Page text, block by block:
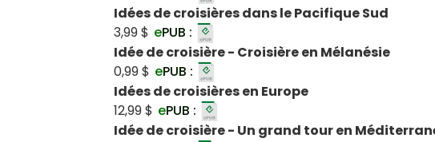
Idées de croisières dans le Pacifique Sud
3,99 $ ePUB :
Idée de croisière - Croisière en Mélanésie
0,99 $ ePUB :
Idées de croisières en Europe
12,99 $ ePUB :
Idée de croisière - Un grand tour en